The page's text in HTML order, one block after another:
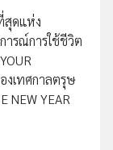
สุดแห่ง
ารณ์การใช้ชีวิต
งเทศกาลตรุษ
NEW YEAR